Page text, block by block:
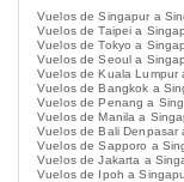
Vuelos de Singapur a
Vuelos de Taipei a
Vuelos de Tokyo a
Vuelos de Seoul a
Vuelos de Kuala Lumpur
Vuelos de Bangkok a
Vuelos de Penang a
Vuelos de Manila a
Vuelos de Bali Denpasar
Vuelos de Sapporo a
Vuelos de Jakarta a
Vuelos de Ipoh a